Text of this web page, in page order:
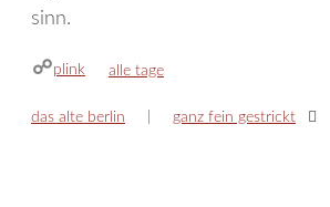
sinn.
plink kategorien
alle tage
das alte berlin ganz fein gestrickt